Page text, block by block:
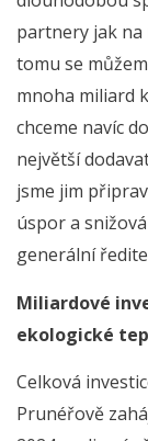
partnery jak na
tomu se
mnoha miliard
chceme navíc
největší
jsme jim
úspor a
generální
Miliardové
ekologické
Celková
Prunéřově